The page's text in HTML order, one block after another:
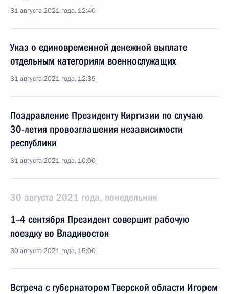
31 августа 2021 года, 12:40
Указ о единовременной денежной выплате
отдельным категориям военнослужащих
31 августа 2021 года, 12:35
Поздравление Президенту Киргизии по случаю
30-летия провозглашения независимости
республики
31 августа 2021 года, 10:00
30 августа 2021 года, понедельник
1–4 сентября Президент совершит рабочую
поездку во Владивосток
30 августа 2021 года, 15:00
Встреча с губернатором Тверской области Игорем